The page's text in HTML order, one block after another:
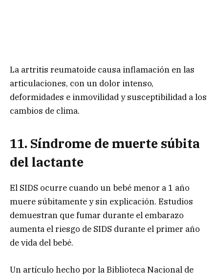
La artritis reumatoide causa inflamación en las
articulaciones, con un dolor intenso,
deformidades e inmovilidad y susceptibilidad a los
cambios de clima.
11. Síndrome de muerte súbita
del lactante
El SIDS ocurre cuando un bebé menor a 1 año
muere súbitamente y sin explicación. Estudios
demuestran que fumar durante el embarazo
aumenta el riesgo de SIDS durante el primer año
de vida del bebé.
Un artículo hecho por la Biblioteca Nacional de